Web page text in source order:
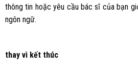
thông tin hoặc yêu cầu bác sĩ của bạn
ngôn ngữ.
thay vì kết thúc